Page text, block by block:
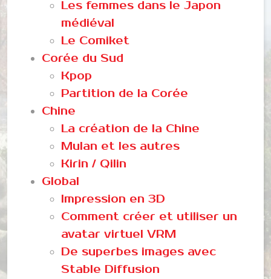
Les femmes dans le Japon
médiéval
Le Comiket
Corée du Sud
Kpop
Partition de la Corée
Chine
La création de la Chine
Mulan et les autres
Kirin / Qilin
Global
Impression en 3D
Comment créer et utiliser un
avatar virtuel VRM
De superbes images avec
Stable Diffusion